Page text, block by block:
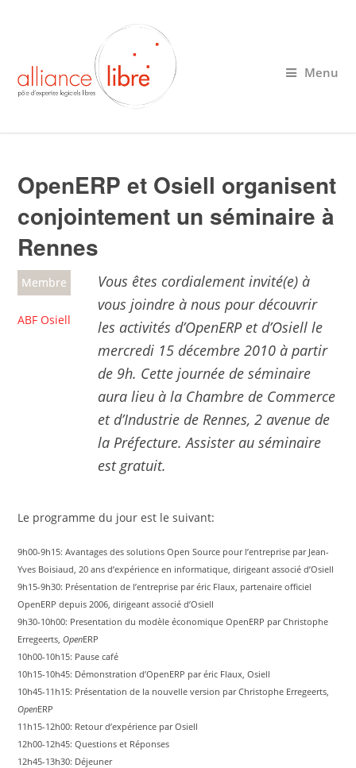
Menu
OpenERP et Osiell organisent
conjointement un séminaire à
Rennes
Membre
ABF Osiell
Vous êtes cordialement invité(e) à
vous joindre à nous pour découvrir
les activités d’OpenERP et d’Osiell le
mercredi 15 décembre 2010 à partir
de 9h. Cette journée de séminaire
aura lieu à la Chambre de Commerce
et d’Industrie de Rennes, 2 avenue de
la Préfecture. Assister au séminaire
est gratuit.
Le programme du jour est le suivant:
9h00-9h15: Avantages des solutions Open Source pour l’entreprise par Jean-
Yves Boisiaud, 20 ans d’expérience en informatique, dirigeant associé d’Osiell
9h15-9h30: Présentation de l’entreprise par éric Flaux, partenaire officiel
OpenERP depuis 2006, dirigeant associé d’Osiell
9h30-10h00: Presentation du modèle économique OpenERP par Christophe
Erregeerts,OpenERP
10h00-10h15: Pause café
10h15-10h45: Démonstration d’OpenERP par éric Flaux, Osiell
10h45-11h15: Présentation de la nouvelle version par Christophe Erregeerts,
OpenERP
11h15-12h00: Retour d’expérience par Osiell
12h00-12h45: Questions et Réponses
12h45-13h30: Déjeuner